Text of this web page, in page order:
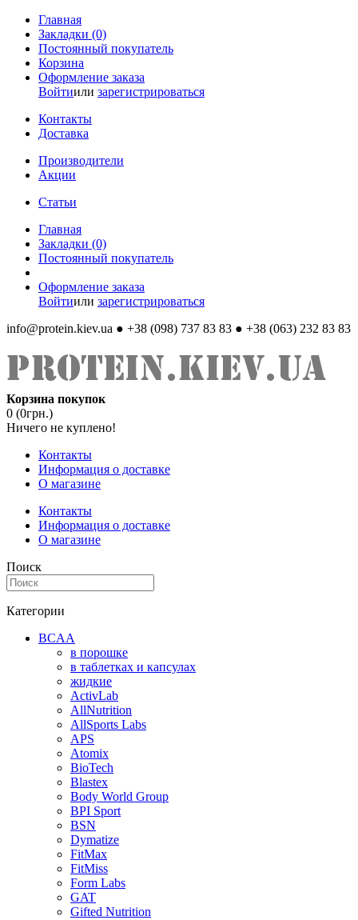
Главная
Закладки (0)
Постоянный покупатель
Корзина
Оформление заказа
Войтиили зарегистрироваться
Контакты
Доставка
Производители
Акции
Статьи
Главная
Закладки (0)
Постоянный покупатель
Оформление заказа
Войтиили зарегистрироваться
info@protein.kiev.ua ● +38 (098) 737 83 83 ● +38 (063) 232 83 83
Корзина покупок
0 (0грн.)
Ничего не куплено!
Контакты
Информация о доставке
О магазине
Контакты
Информация о доставке
О магазине
Поиск
Категории
BCAA
в порошке
в таблетках и капсулах
жидкие
ActivLab
AllNutrition
AllSports Labs
APS
Atomix
BioTech
Blastex
Body World Group
BPI Sport
BSN
Dymatize
FitMax
FitMiss
Form Labs
GAT
Gifted Nutrition